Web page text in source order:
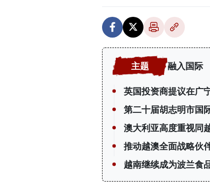
融入国际
英国投资商提议在广
第二十届胡志明市国
澳大利亚高度重视同
推动越澳全面战略伙
越南继续成为波兰食